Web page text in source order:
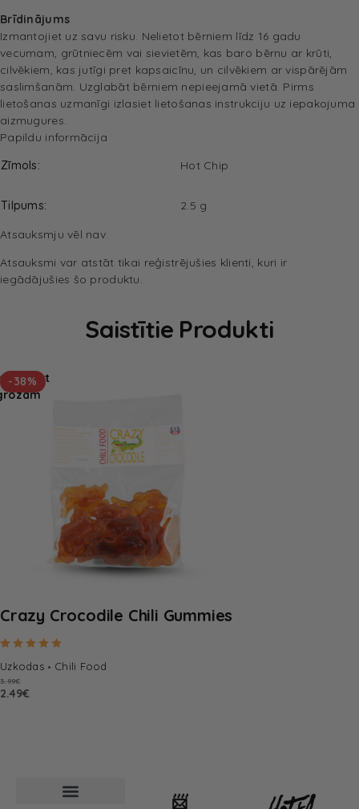
Brīdinājums
Izmantojiet uz savu risku. Nelietot bērniem līdz 16 gadu
vecumam, grūtniecēm vai sievietēm, kas baro bērnu ar krūti,
cilvēkiem, kas jutīgi pret kapsaicīnu, un cilvēkiem ar vispārējām
saslimšanām. Uzglabāt bērniem nepieejamā vietā. Pirms
lietošanas uzmanīgi izlasiet lietošanas instrukciju uz iepakojuma
aizmugures.
Papildu informācija
Zīmols
Hot Chip
Tilpums
2.5 g
Atsauksmju vēl nav.
Atsauksmi var atstāt tikai reģistrējušies klienti, kuri ir
iegādājušies šo produktu.
Saistītie Produkti
-38%
Crazy Crocodile Chili Gummies
Uzkodas Chili Food
3.99€
2.49€
📨